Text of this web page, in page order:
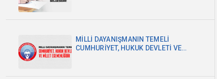
MİLLİ DAYANIŞMANIN TEMELİ
CUMHURİYET, HUKUK DEVLETİ VE